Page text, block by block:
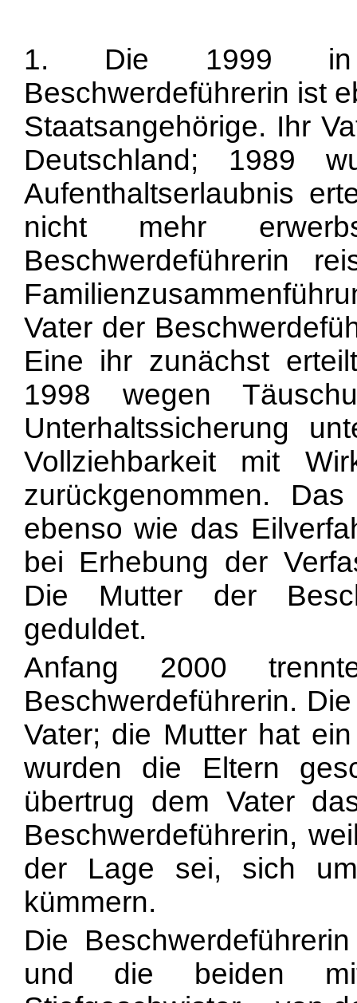
1. Die 1999 in
Beschwerdeführerin ist
Staatsangehörige. Ihr
Deutschland; 1989
Aufenthaltserlaubnis
nicht mehr
Beschwerdeführerin
Vater der
Eine ihr zunächst
1998 wegen
Unterhaltssicherung
Vollziehbarkeit mit
zurückgenommen.
ebenso wie das
bei Erhebung der
Die Mutter der
geduldet.
Anfang 2000
Beschwerdeführerin.
Vater; die Mutter hat
wurden die Eltern
übertrug dem Vater
Beschwerdeführerin,
der Lage sei, sich
kümmern.
Die
und die beiden